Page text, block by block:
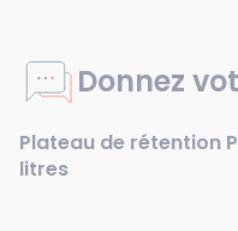
Donnez
Plateau de rétention
litres